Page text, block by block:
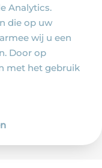
Analytics.
die op uw
wij u een
Door op
met het gebruik